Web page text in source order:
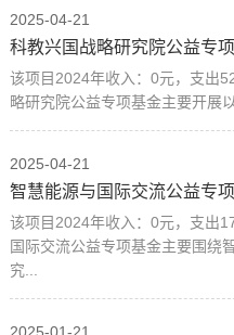
2025-04-21
科教兴国战略研究院公益专
该项目2024年收入：0元，支出
略研究院公益专项基金主要开展
2025-04-21
智慧能源与国际交流公益专
该项目2024年收入：0元，支出
国际交流公益专项基金主要围绕
究...
2025-01-21